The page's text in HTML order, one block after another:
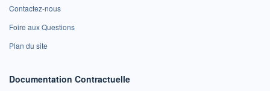
Contactez-nous
Foire aux Questions
Plan du site
Documentation Contractuelle